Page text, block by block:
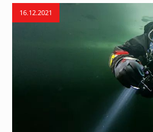
16.12.2021